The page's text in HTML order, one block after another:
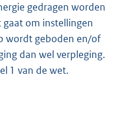
gedragen worden
gaat om instellingen
wordt geboden en/of
dan wel verpleging.
1 van de wet.